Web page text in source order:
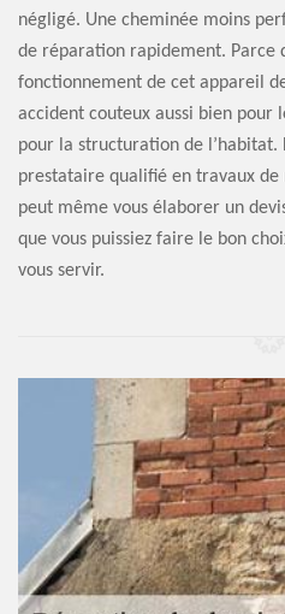
négligé. Une cheminée moins
de réparation rapidement. Parce
fonctionnement de cet appareil
accident couteux aussi bien pour
pour la structuration de l’habitat.
prestataire qualifié en travaux de
peut même vous élaborer un
que vous puissiez faire le bon
vous servir.